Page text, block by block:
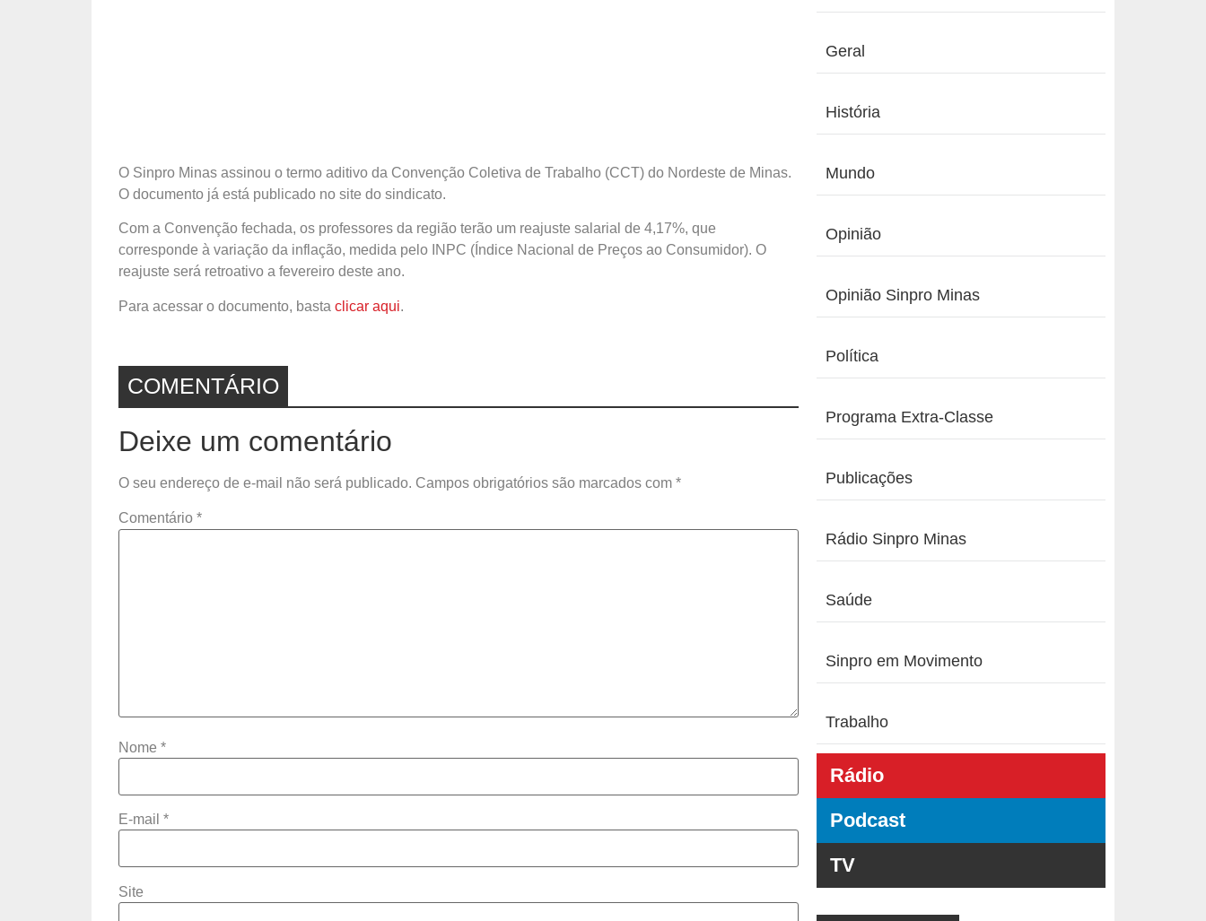
O Sinpro Minas assinou o termo aditivo da Convenção Coletiva de Trabalho (CCT) do Nordeste de Minas.
O documento já está publicado no site do sindicato.
Com a Convenção fechada, os professores da região terão um reajuste salarial de 4,17%, que
corresponde à variação da inflação, medida pelo INPC (Índice Nacional de Preços ao Consumidor). O
reajuste será retroativo a fevereiro deste ano.
Para acessar o documento, basta clicar aqui.
COMENTÁRIO
Deixe um comentário
O seu endereço de e-mail não será publicado. Campos obrigatórios são marcados com *
Comentário *
Nome *
E-mail *
Site
Geral
História
Mundo
Opinião
Opinião Sinpro Minas
Política
Programa Extra-Classe
Publicações
Rádio Sinpro Minas
Saúde
Sinpro em Movimento
Trabalho
Rádio
Podcast
TV